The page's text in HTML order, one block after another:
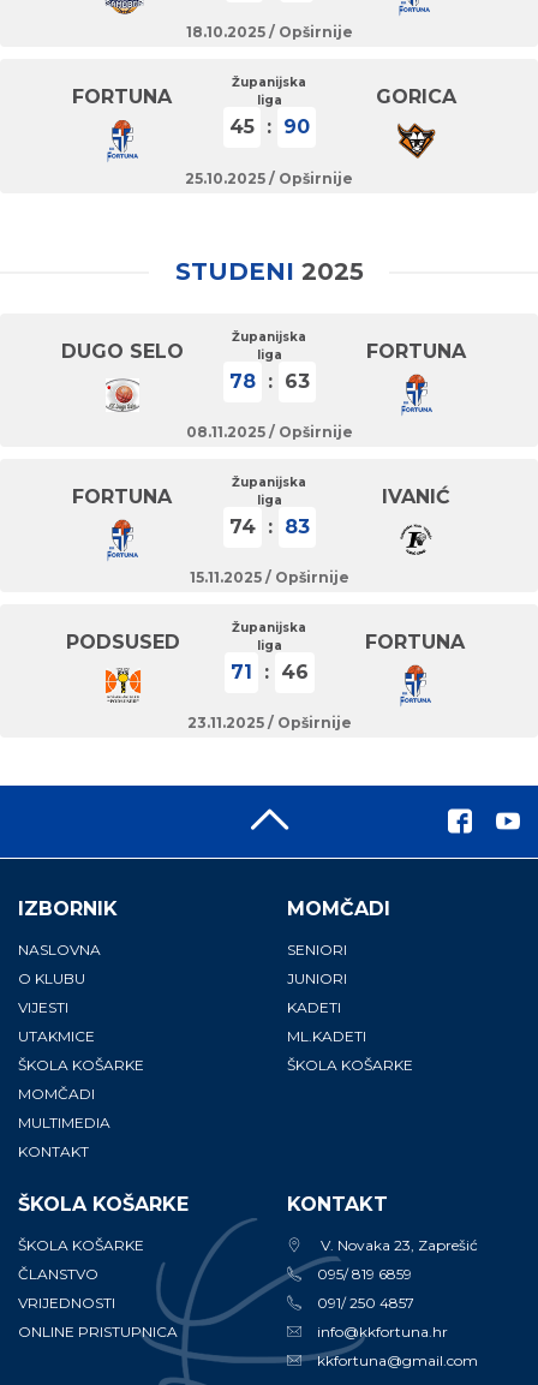
18.10.2025 / Opširnije
FORTUNA
45
: 90
Županijska
liga
GORICA
25.10.2025 / Opširnije
STUDENI 2025
DUGO SELO
78
: 63
Županijska
liga
FORTUNA
08.11.2025 / Opširnije
FORTUNA
74
: 83
Županijska
liga
IVANIĆ
15.11.2025 / Opširnije
PODSUSED
71
: 46
Županijska
liga
FORTUNA
23.11.2025 / Opširnije
IZBORNIK
NASLOVNA
O KLUBU
VIJESTI
UTAKMICE
ŠKOLA KOŠARKE
MOMČADI
MULTIMEDIA
KONTAKT
MOMČADI
SENIORI
JUNIORI
KADETI
ML.KADETI
ŠKOLA KOŠARKE
ŠKOLA KOŠARKE
ŠKOLA KOŠARKE
ČLANSTVO
VRIJEDNOSTI
ONLINE PRISTUPNICA
KONTAKT
V. Novaka 23, Zaprešić
095/ 819 6859
091/ 250 4857
info@kkfortuna.hr
kkfortuna@gmail.com